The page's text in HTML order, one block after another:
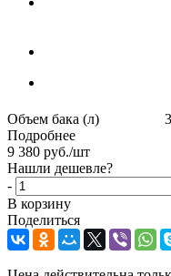
Объем бака (л)
Подробнее
9 380 руб./шт
Нашли дешевле?
-
В корзину
Поделиться